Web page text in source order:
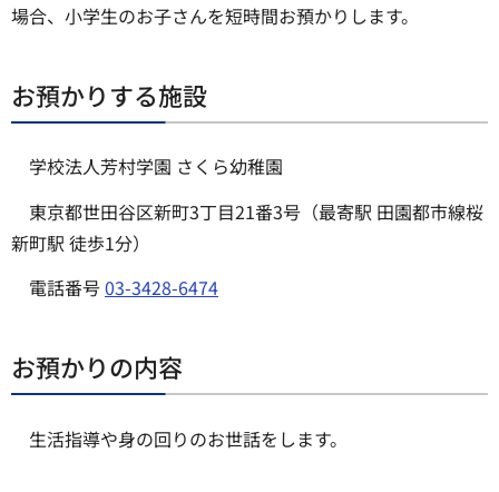
場合、小学生のお子さんを短時間お預かりします。
お預かりする施設
学校法人芳村学園 さくら幼稚園
東京都世田谷区新町3丁目21番3号（最寄駅 田園都市線桜
新町駅 徒歩1分）
電話番号03-3428-6474
お預かりの内容
生活指導や身の回りのお世話をします。